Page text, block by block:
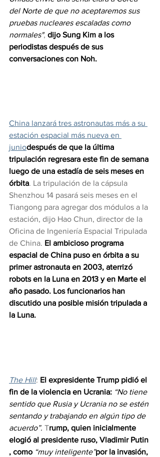
del Norte de que no aceptaremos sus
pruebas nucleares escaladas como
normales", dijo Sung Kim a los
periodistas después de sus
conversaciones con Noh.
China lanzará tres astronautas más a su
estación espacial más nueva en
juniodespués de que la última
tripulación regresara este fin de semana
luego de una estadía de seis meses en
órbita. La tripulación de la cápsula
Shenzhou 14 pasará seis meses en el
Tiangong para agregar dos módulos a la
estación, dijo Hao Chun, director de la
Oficina de Ingeniería Espacial Tripulada
de China. El ambicioso programa
espacial de China puso en órbita a su
primer astronauta en 2003, aterrizó
robots en la Luna en 2013 y en Marte el
año pasado. Los funcionarios han
discutido una posible misión tripulada a
la Luna.
The Hill: El expresidente Trump pidió el
fin de la violencia en Ucrania: “No tiene
sentido que Rusia y Ucrania no se estén
sentando y trabajando en algún tipo de
acuerdo”. Trump, quien inicialmente
elogió al presidente ruso, Vladimir Putin
, como “muy inteligente”por la invasión,